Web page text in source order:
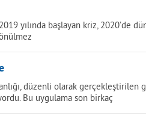
yılında başlayan kriz, 2020’de
düzenli olarak gerçekleştirilen
Bu uygulama son birkaç